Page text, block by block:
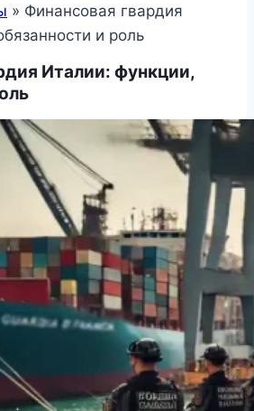
» Финансовая гвардия
и роль
Италии: функции,